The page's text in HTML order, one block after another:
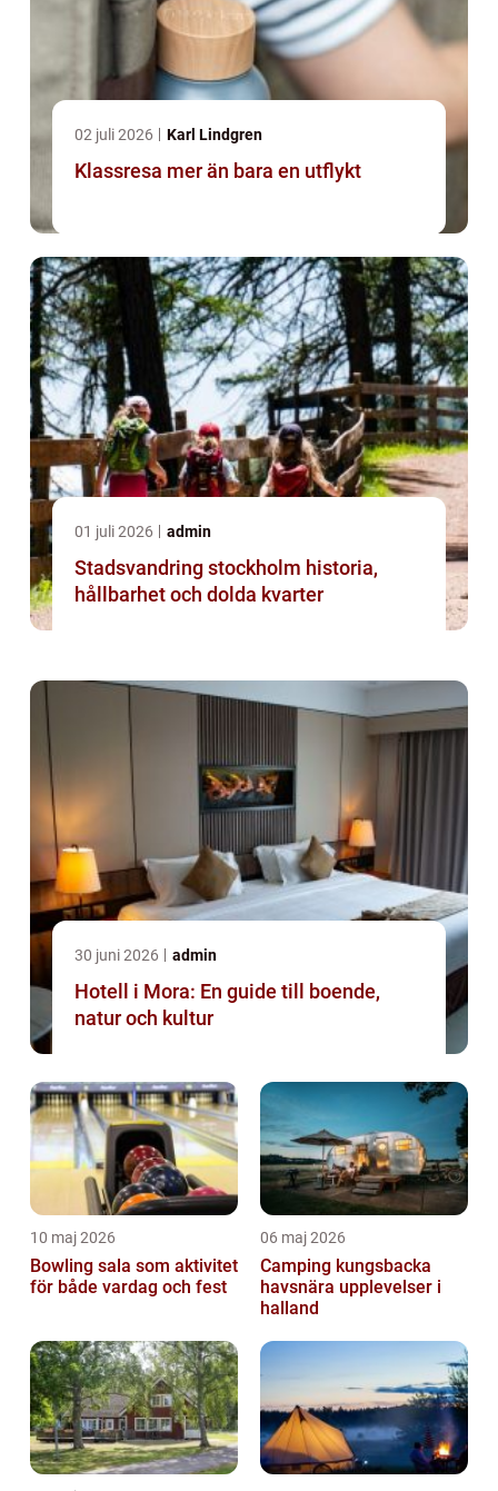
02 juli 2026 Karl Lindgren
Klassresa mer än bara en utflykt
01 juli 2026 admin
Stadsvandring stockholm historia,
hållbarhet och dolda kvarter
30 juni 2026 admin
Hotell i Mora: En guide till boende,
natur och kultur
10 maj 2026
Bowling sala som aktivitet
för både vardag och fest
06 maj 2026
Camping kungsbacka
havsnära upplevelser i
halland